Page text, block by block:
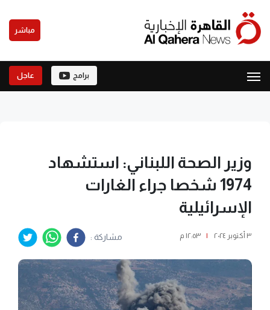
مباشر
برامج عاجل
وزير الصحة اللبناني: استشهاد
1974 شخصا جراء الغارات
الإسرائيلية
٣ أكتوبر ٢٠٢٤ | ١٢:٥٣ م مشاركة :